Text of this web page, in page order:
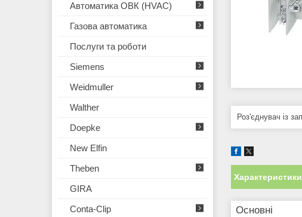
Роз'єднувач із
Характеристики
Основні
Автоматика ОВК (HVAC)
Газова автоматика
Послуги та роботи
Siemens
Weidmuller
Walther
Doepke
New Elfin
Theben
GIRA
Conta-Clip